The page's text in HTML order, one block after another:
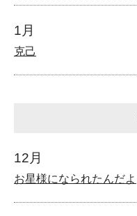
1月
克己
12月
お星様になられたんだよ